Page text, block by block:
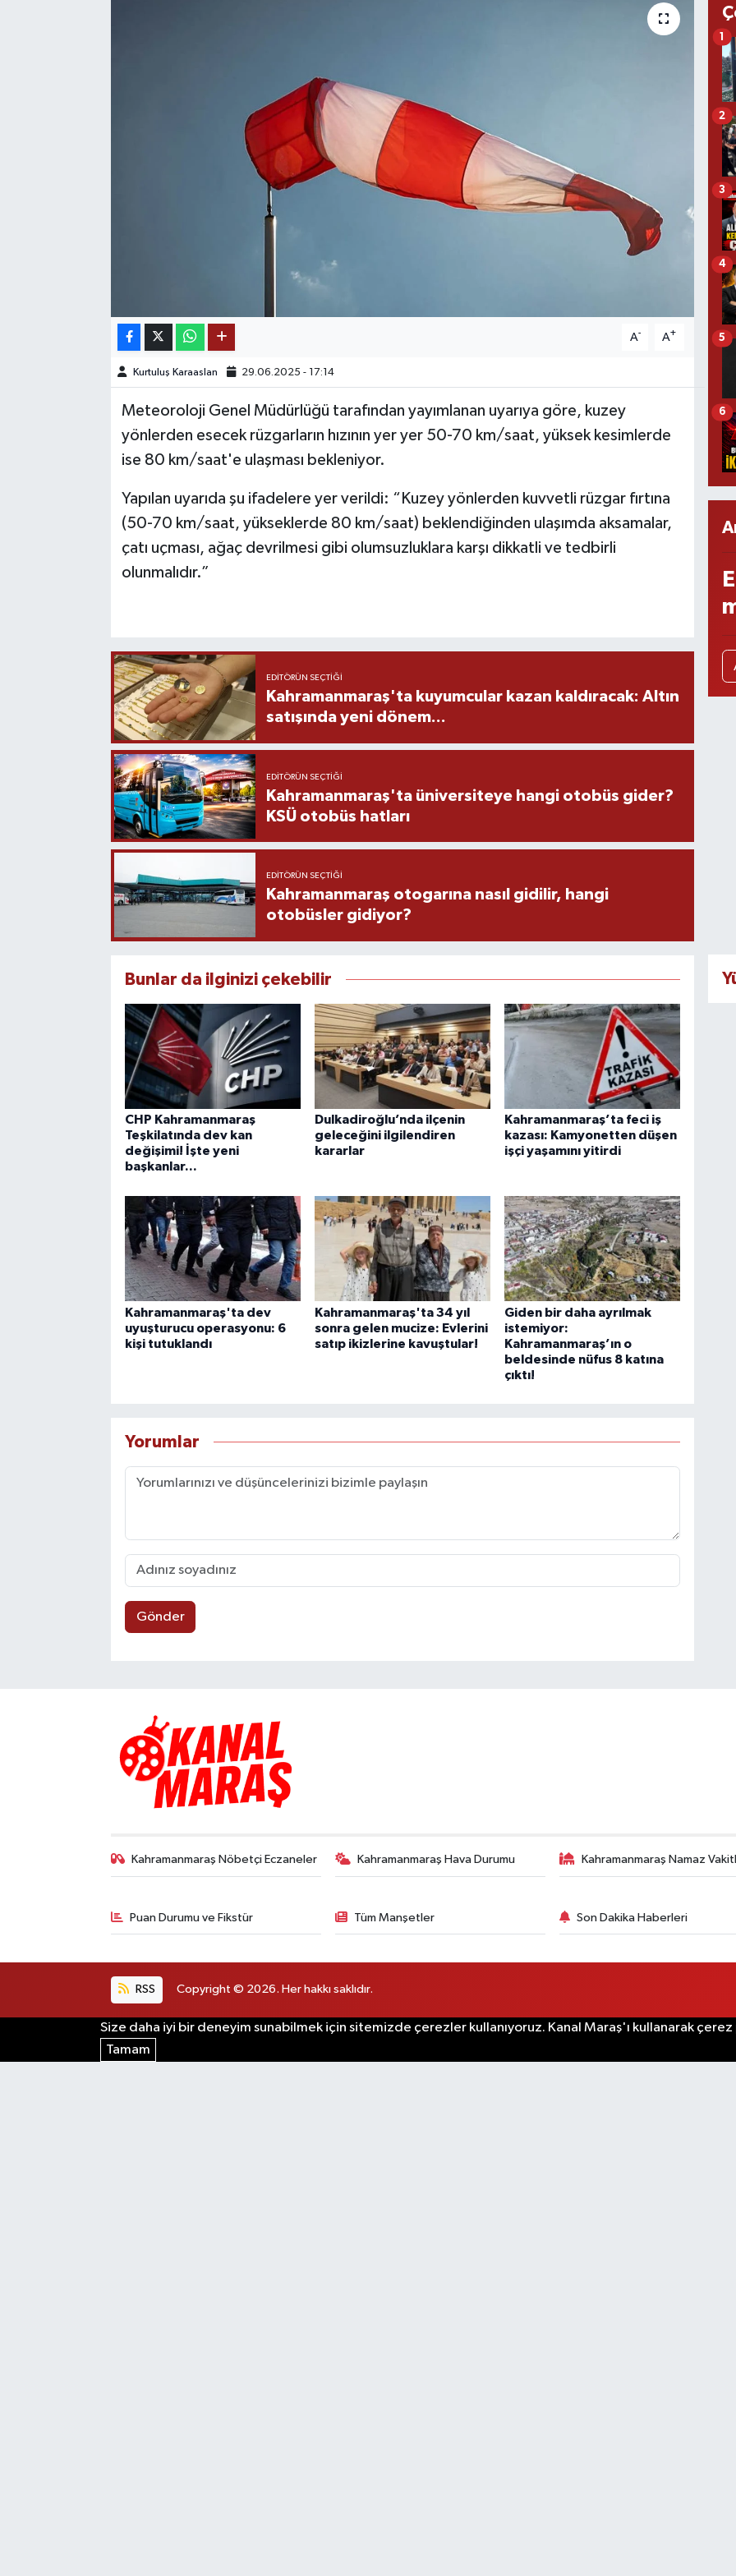
A- A+
Kurtuluş Karaaslan 29.06.2025 - 17:14
Meteoroloji Genel Müdürlüğü tarafından yayımlanan uyarıya göre, kuzey
yönlerden esecek rüzgarların hızının yer yer 50-70 km/saat, yüksek kesimlerde
ise 80 km/saat'e ulaşması bekleniyor.
Yapılan uyarıda şu ifadelere yer verildi: “Kuzey yönlerden kuvvetli rüzgar fırtına
(50-70 km/saat, yükseklerde 80 km/saat) beklendiğinden ulaşımda aksamalar,
çatı uçması, ağaç devrilmesi gibi olumsuzluklara karşı dikkatli ve tedbirli
olunmalıdır.”
EDITÖRÜN SEÇTIĞI
Kahramanmaraş'ta kuyumcular kazan kaldıracak: Altın
satışında yeni dönem...
EDITÖRÜN SEÇTIĞI
Kahramanmaraş'ta üniversiteye hangi otobüs gider?
KSÜ otobüs hatları
EDITÖRÜN SEÇTIĞI
Kahramanmaraş otogarına nasıl gidilir, hangi
otobüsler gidiyor?
Bunlar da ilginizi çekebilir
CHP Kahramanmaraş
Teşkilatında dev kan
değişimi! İşte yeni
başkanlar...
Dulkadiroğlu’nda ilçenin
geleceğini ilgilendiren
kararlar
Kahramanmaraş’ta feci iş
kazası: Kamyonetten düşen
işçi yaşamını yitirdi
Kahramanmaraş'ta dev
uyuşturucu operasyonu: 6
kişi tutuklandı
Kahramanmaraş'ta 34 yıl
sonra gelen mucize: Evlerini
satıp ikizlerine kavuştular!
Giden bir daha ayrılmak
istemiyor:
Kahramanmaraş’ın o
beldesinde nüfus 8 katına
çıktı!
Yorumlar
Gönder
1
2
3
4
5
6
Kahramanmaraş Nöbetçi Eczaneler Kahramanmaraş Hava Durumu Kahramanmaraş Namaz
Puan Durumu ve Fikstür Tüm Manşetler Son Dakika Haberleri
RSS Copyright © 2026. Her hakkı saklıdır.
Size daha iyi bir deneyim sunabilmek için sitemizde çerezler kullanıyoruz. Kanal Maraş'ı kullanarak çerez
Tamam
OTOMOTİV
KÜLTÜR SANAT